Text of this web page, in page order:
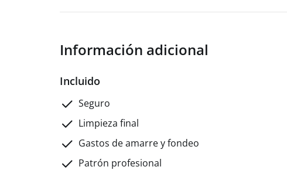
Información adicional
Incluido
Seguro
Limpieza final
Gastos de amarre y fondeo
Patrón profesional